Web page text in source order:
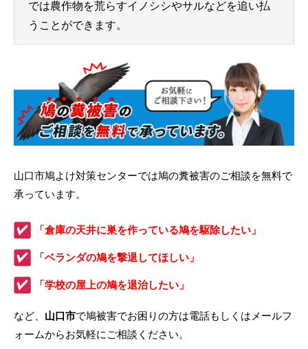
では農作物を荒らすイノシシやサルなどを追い払
うことができます。
山口市鳩よけ対策センターでは鳩の糞被害のご相談を無料で
承っています。
「倉庫の天井に巣を作っている鳩を駆除したい」
「ベランダの鳩を撃退してほしい」
「学校の屋上の鳩を退治したい」
など、 山口市で鳩被害でお困りの方は電話もしくはメールフ
ォームからお気軽にご相談ください。